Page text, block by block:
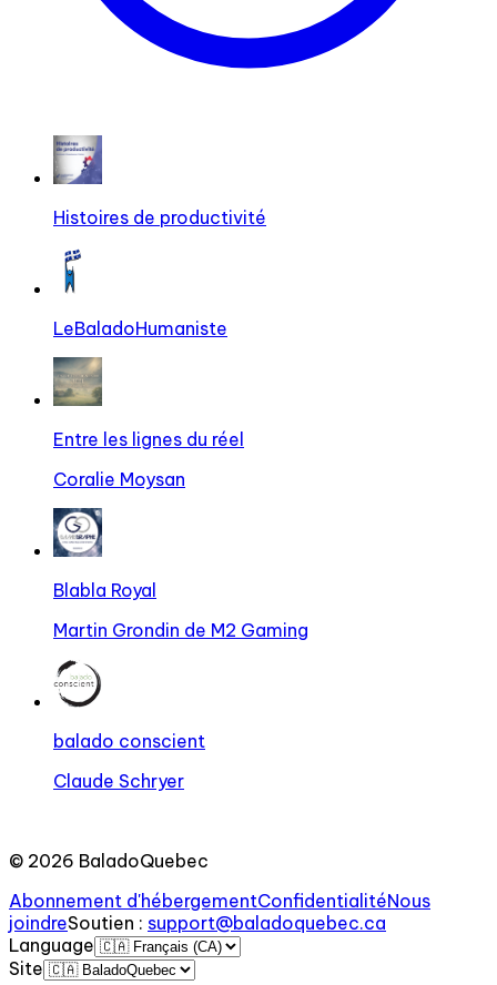
Histoires de productivité
LeBaladoHumaniste
Entre les lignes du réel
Coralie Moysan
Blabla Royal
Martin Grondin de M2 Gaming
balado conscient
Claude Schryer
© 2026 BaladoQuebec
Abonnement d'hébergementConfidentialitéNous
joindreSoutien : support@baladoquebec.ca
Language
Site